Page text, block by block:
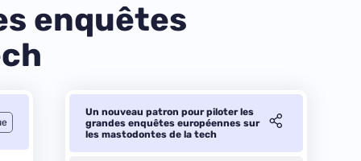
enquêtes
Un nouveau patron pour piloter les
grandes enquêtes européennes sur
les mastodontes de la tech